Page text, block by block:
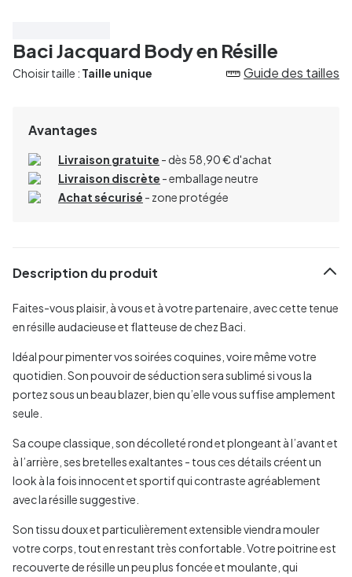
Baci Jacquard Body en Résille
Choisir taille : Taille unique Guide des tailles
Avantages
Livraison gratuite - dès 58,90 € d'achat
Livraison discrète - emballage neutre
Achat sécurisé - zone protégée
Description du produit
Faites-vous plaisir, à vous et à votre partenaire, avec cette tenue
en résille audacieuse et flatteuse de chez Baci.
Idéal pour pimenter vos soirées coquines, voire même votre
quotidien. Son pouvoir de séduction sera sublimé si vous la
portez sous un beau blazer, bien qu’elle vous suffise amplement
seule.
Sa coupe classique, son décolleté rond et plongeant à l’avant et
à l’arrière, ses bretelles exaltantes - tous ces détails créent un
look à la fois innocent et sportif qui contraste agréablement
avec la résille suggestive.
Son tissu doux et particulièrement extensible viendra mouler
votre corps, tout en restant très confortable. Votre poitrine est
recouverte de résille un peu plus foncée et moulante, qui